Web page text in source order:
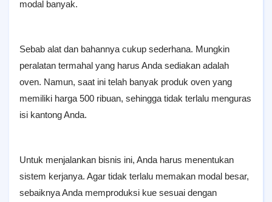
modal banyak.
Sebab alat dan bahannya cukup sederhana. Mungkin
peralatan termahal yang harus Anda sediakan adalah
oven. Namun, saat ini telah banyak produk oven yang
memiliki harga 500 ribuan, sehingga tidak terlalu menguras
isi kantong Anda.
Untuk menjalankan bisnis ini, Anda harus menentukan
sistem kerjanya. Agar tidak terlalu memakan modal besar,
sebaiknya Anda memproduksi kue sesuai dengan